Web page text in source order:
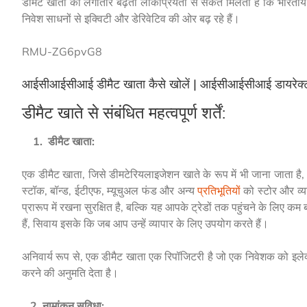
निवेश साधनों से इक्विटी और डेरिवेटिव की ओर बढ़ रहे हैं।
RMU-ZG6pvG8
आईसीआईसीआई डीमैट खाता कैसे खोलें | आईसीआईसीआई
डीमैट खाते से संबंधित महत्वपूर्ण शर्तें:
1. डीमैट खाता:
एक डीमैट खाता, जिसे डीमटेरियलाइजेशन खाते के रूप में भी जाना जाता
स्टॉक, बॉन्ड, ईटीएफ, म्यूचुअल फंड और अन्यप्रतिभूतियोंको स्टोर और
प्रारूप में रखना सुरक्षित है, बल्कि यह आपके ट्रेडों तक पहुंचने के लिए
हैं, सिवाय इसके कि जब आप उन्हें व्यापार के लिए उपयोग करते हैं।
अनिवार्य रूप से, एक डीमैट खाता एक रिपॉजिटरी है जो एक निवेशक को
करने की अनुमति देता है।